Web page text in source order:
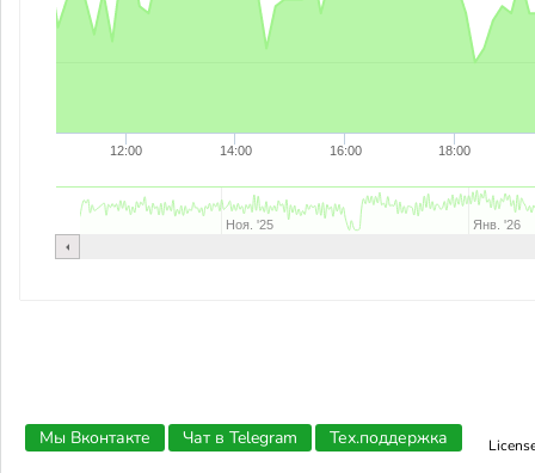
12:00 14:00 16:00 18:00
Ноя. '25 Янв. '26
Мы Вконтакте Чат в Telegram Тех.поддержка